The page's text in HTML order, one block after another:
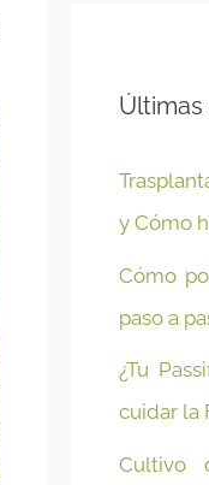
y Cómo
Cómo
paso a
¿Tu
cuidar la
Cultivo